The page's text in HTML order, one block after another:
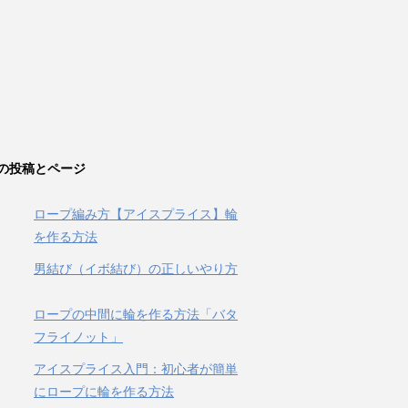
投稿とページ
ロープ編み方【アイスプライス】輪
を作る方法
男結び（イボ結び）の正しいやり方
ロープの中間に輪を作る方法「バタ
フライノット」
アイスプライス入門：初心者が簡単
にロープに輪を作る方法